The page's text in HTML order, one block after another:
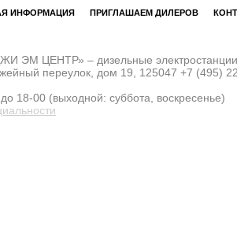
ИНФОРМАЦИЯ ПРИГЛАШАЕМ ДИЛЕРОВ
ЭМ ЦЕНТР» – дизельные электростанции
переулок, дом 19, 125047 +7 (495)
18-00 (выходной: суббота, воскресенье)